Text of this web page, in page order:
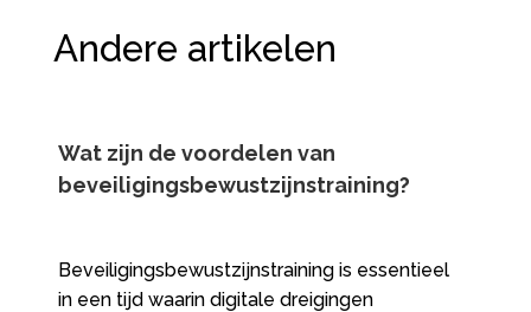
Andere artikelen
Wat zijn de voordelen van
beveiligingsbewustzijnstraining?
Beveiligingsbewustzijnstraining is essentieel
in een tijd waarin digitale dreigingen